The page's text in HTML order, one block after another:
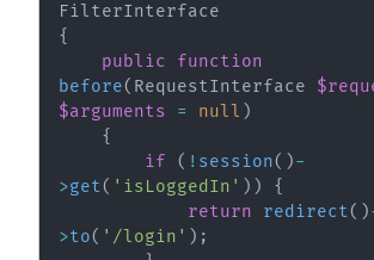
FilterInterface
{
public
function
before( RequestInterface
$arguments
= null )
{
if
( ! session( )-
>get( 'isLoggedIn' ) )
{
return
redirect( )
>to( '/login' ) ;